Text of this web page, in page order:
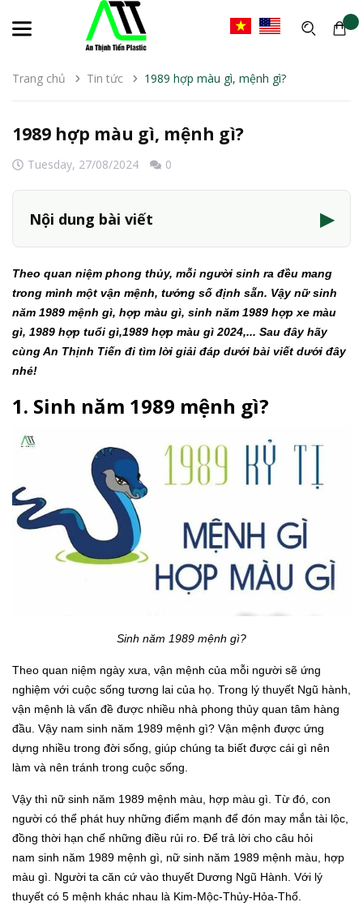
Trang chủ Tin tức 1989 hợp màu gì, mệnh gì?
1989 hợp màu gì, mệnh gì?
Tuesday, 27/08/2024 0
Nội dung bài viết ▶
Theo quan niệm phong thủy, mỗi người sinh ra đều mang
trong mình một vận mệnh, tướng số định sẵn. Vậy nữ sinh
năm 1989 mệnh gì, hợp màu gì, sinh năm 1989 hợp xe màu
gì, 1989 hợp tuổi gì,1989 hợp màu gì 2024,... Sau đây hãy
cùng An Thịnh Tiến đi tìm lời giải đáp dưới bài viết dưới đây
nhé!
1. Sinh năm 1989 mệnh gì?
Sinh năm 1989 mệnh gì?
Theo quan niệm ngày xưa, vận mệnh của mỗi người sẽ ứng
nghiệm với cuộc sống tương lai của họ. Trong lý thuyết Ngũ hành,
vận mệnh là vấn đề được nhiều nhà phong thủy quan tâm hàng
đầu. Vậy nam sinh năm 1989 mệnh gì? Vận mệnh được ứng
dựng nhiều trong đời sống, giúp chúng ta biết được cái gì nên
làm và nên tránh trong cuộc sống.
Vậy thì nữ sinh năm 1989 mệnh màu, hợp màu gì. Từ đó, con
người có thể phát huy những điểm mạnh để đón may mắn tài lộc,
đồng thời hạn chế những điều rủi ro. Để trả lời cho câu hỏi
nam sinh năm 1989 mệnh gì, nữ sinh năm 1989 mệnh màu, hợp
màu gì. Người ta căn cứ vào thuyết Dương Ngũ Hành. Với lý
thuyết có 5 mệnh khác nhau là Kim-Mộc-Thủy-Hỏa-Thổ.